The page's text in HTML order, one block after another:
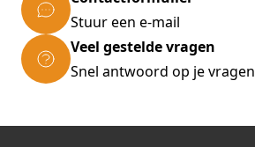
Stuur een e-mail
Veel gestelde vragen
Snel antwoord op je vragen